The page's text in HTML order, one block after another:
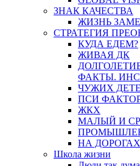
ЗНАК КАЧЕСТВА
ЖИЗНЬ
СТРАТЕГИЯ
КУДА ЕДЕМ?
ЖИВАЯ ДК
ФАКТЫ.
ЧУЖИХ
ПСИ
ЖКХ
МАЛЫЙ И
НА ДОРОГАХ
Школа жизни